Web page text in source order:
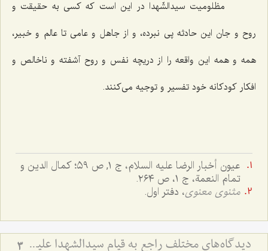
مظلومیت سیدالشّهدا در این است که کسی به حقیقت و
روح و جان این حادثه پی نبرده، و از جاهل و عامی تا عالم و خبیر،
همه و همه این واقعه را از دریچه نفس و روح آشفته و ناخالص و
افکار کودکانه خود تفسیر و توجیه می‌کنند.
عیون أخبار الرضا علیه السلام، ج ۱, ص ۵۹؛ کمال الدین و
تمام النعمة، ج‌ ١، ص ٢٦٤.
مثنوی معنوی، دفتر اول.
دیدگاه‌های مختلف راجع به قیام سیدالشهدا علیه السلام - بررسی اجمالی هدف قیام امام حسین علیه‌السلام 3